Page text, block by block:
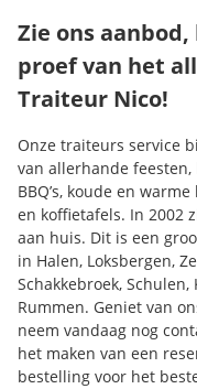
Zie ons
proef van het
Traiteur Nico!
Onze traiteurs service
van allerhande
BBQ’s, koude en
en koffietafels. In 2002
aan huis. Dit is een
in Halen, Loksbergen,
Schakkebroek,
Rummen. Geniet van
neem vandaag nog
het maken van een
bestelling voor het